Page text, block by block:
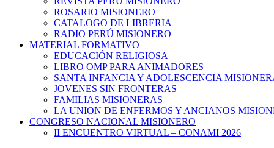
ROSARIO MISIONERO
CATALOGO DE LIBRERIA
RADIO PERÚ MISIONERO
MATERIAL FORMATIVO
EDUCACIÓN RELIGIOSA
LIBRO OMP PARA ANIMADORES
SANTA INFANCIA Y ADOLESCENCIA
JOVENES SIN FRONTERAS
FAMILIAS MISIONERAS
LA UNION DE ENFERMOS Y ANCIANOS
CONGRESO NACIONAL MISIONERO
II ENCUENTRO VIRTUAL – CONAMI 2026